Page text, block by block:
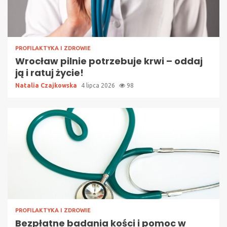
PROFILAKTYKA I ZDROWIE
Wrocław pilnie potrzebuje krwi – oddaj
ją i ratuj życie!
Natalia Czajkowska 4 lipca 2026 98
PROFILAKTYKA I ZDROWIE
Bezpłatne badania kości i pomoc w